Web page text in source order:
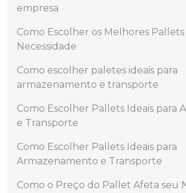
empresa
Como Escolher os Melhores Pallets
Necessidade
Como escolher paletes ideais para
armazenamento e transporte
Como Escolher Pallets Ideais para
e Transporte
Como Escolher Pallets Ideais para
Armazenamento e Transporte
Como o Preço do Pallet Afeta seu